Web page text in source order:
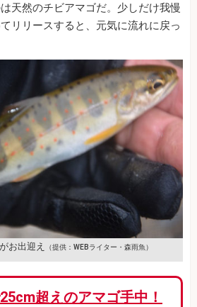
天然のチビアマゴだ。少しだけ我慢
リリースすると、元気に流れに戻っ
お出迎え （提供：WEBライター・森雨魚）
超えのアマゴ手中！